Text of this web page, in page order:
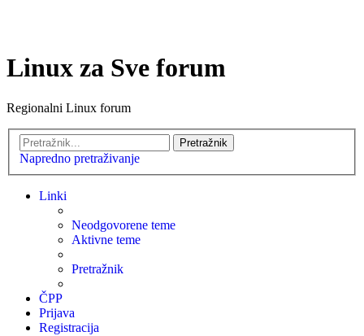
Linux za Sve forum
Regionalni Linux forum
Pretražnik
Napredno pretraživanje
Linki
Neodgovorene teme
Aktivne teme
Pretražnik
ČPP
Prijava
Registracija